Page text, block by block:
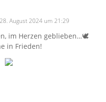
August 2024 um 21:29
im Herzen geblieben…🕊
in Frieden!